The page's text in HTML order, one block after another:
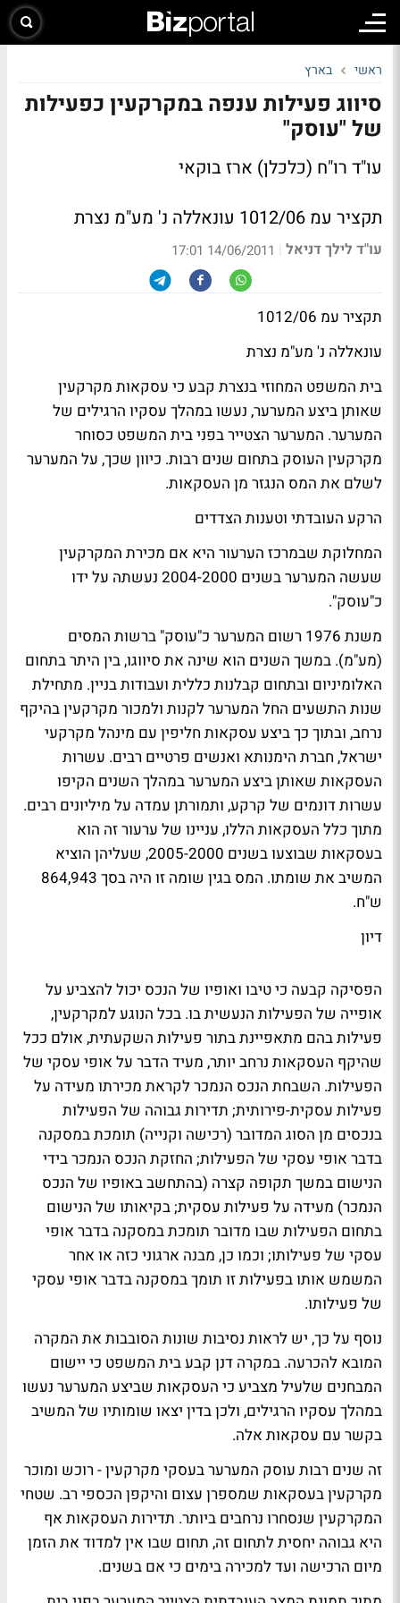
ראשי בארץ
סיווג פעילות ענפה במקרקעין כפעילות
של "עוסק"
עו"ד רו"ח (כלכלן) ארז בוקאי
תקציר עמ 1012/06 עונאללה נ' מע"מ נצרת
עו"ד לילך דניאל |
14/06/2011 17:01
תקציר עמ 1012/06
עונאללה נ' מע"מ נצרת
בית המשפט המחוזי בנצרת קבע כי עסקאות מקרקעין
שאותן ביצע המערער, נעשו במהלך עסקיו הרגילים של
המערער. המערער הצטייר בפני בית המשפט כסוחר
מקרקעין העוסק בתחום שנים רבות. כיוון שכך, על המערער
לשלם את המס הנגזר מן העסקאות.
הרקע העובדתי וטענות הצדדים
המחלוקת שבמרכז הערעור היא אם מכירת המקרקעין
שעשה המערער בשנים 2004-2000 נעשתה על ידו
כ"עוסק".
משנת 1976 רשום המערער כ"עוסק" ברשות המסים
(מע"מ). במשך השנים הוא שינה את סיווגו, בין היתר בתחום
האלומיניום ובתחום קבלנות כללית ועבודות בניין. מתחילת
שנות התשעים החל המערער לקנות ולמכור מקרקעין בהיקף
נרחב, ובתוך כך ביצע עסקאות חליפין עם מינהל מקרקעי
ישראל, חברת הימנותא ואנשים פרטיים רבים. עשרות
העסקאות שאותן ביצע המערער במהלך השנים הקיפו
עשרות דונמים של קרקע, ותמורתן עמדה על מיליונים רבים.
מתוך כלל העסקאות הללו, עניינו של ערעור זה הוא
בעסקאות שבוצעו בשנים 2005-2000, שעליהן הוציא
המשיב את שומתו. המס בגין שומה זו היה בסך 864,943
ש"ח.
דיון
הפסיקה קבעה כי טיבו ואופיו של הנכס יכול להצביע על
אופייה של הפעילות הנעשית בו. בכל הנוגע למקרקעין,
פעילות בהם מתאפיינת בתור פעילות השקעתית, אולם ככל
שהיקף העסקאות נרחב יותר, מעיד הדבר על אופי עסקי של
הפעילות. השבחת הנכס הנמכר לקראת מכירתו מעידה על
פעילות עסקית-פירותית; תדירות גבוהה של הפעילות
בנכסים מן הסוג המדובר (רכישה וקנייה) תומכת במסקנה
בדבר אופי עסקי של הפעילות; החזקת הנכס הנמכר בידי
הנישום במשך תקופה קצרה (בהתחשב באופיו של הנכס
הנמכר) מעידה על פעילות עסקית; בקיאותו של הנישום
בתחום הפעילות שבו מדובר תומכת במסקנה בדבר אופי
עסקי של פעילותו; וכמו כן, מבנה ארגוני כזה או אחר
המשמש אותו בפעילות זו תומך במסקנה בדבר אופי עסקי
של פעילותו.
נוסף על כך, יש לראות נסיבות שונות הסובבות את המקרה
המובא להכרעה. במקרה דנן קבע בית המשפט כי יישום
המבחנים שלעיל מצביע כי העסקאות שביצע המערער נעשו
במהלך עסקיו הרגילים, ולכן בדין יצאו שומותיו של המשיב
בקשר עם עסקאות אלה.
זה שנים רבות עוסק המערער בעסקי מקרקעין - רוכש ומוכר
מקרקעין בעסקאות שמספרן עצום והיקפן הכספי רב. שטחי
המקרקעין שנסחרו נרחבים ביותר. תדירות העסקאות אף
היא גבוהה יחסית לתחום זה, תחום שבו אין למדוד את הזמן
מיום הרכישה ועד למכירה בימים כי אם בשנים.